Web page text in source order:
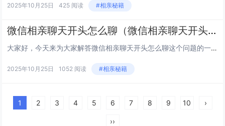
2025年10月25日 425 阅读 #相亲秘籍
微信相亲聊天开头怎么聊（微信相亲聊天开头怎么聊天）
大家好，今天来为大家解答微信相亲聊天开头怎么聊这个问题的一些问题点，包括微信相亲聊天开头怎么聊天也一样很多人还不知道，因此呢，今天就来为大家分析分析，现在让我们一起来看看吧！如果解决了您的问题，还望您关注下本站哦，谢谢~ 1微信相亲怎么开场...
2025年10月25日 1052 阅读 #相亲秘籍
1 2 3 4 5 6 7 8 9 10 ›
››